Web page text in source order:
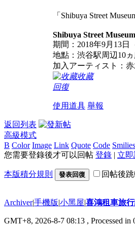
「Shibuya Street
Shibuya Street Museum
期間：2018年9月13日
地點：渋谷駅周辺10
加入アーティスト：
收藏
回復
使用道具 舉報
返回列表
高級模式
B Color Image Link Quote Code Smilies
您需要登錄後才可以回帖 登錄 | 立
本版積分規則 發表回復 回帖後
Archiver|手機版|小黑屋|喜鴻租車旅
GMT+8, 2026-8-7 08:13 , Processed in